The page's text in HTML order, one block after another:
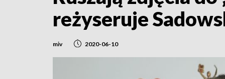
reżyseruje
miv 2020-06-10